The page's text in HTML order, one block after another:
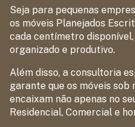
Seja para pequenas
os móveis Planejados
cada centímetro
organizado e produtivo.
Além disso, a consultoria
garante que os móveis sob
encaixam não apenas no
Residencial, Comercial e